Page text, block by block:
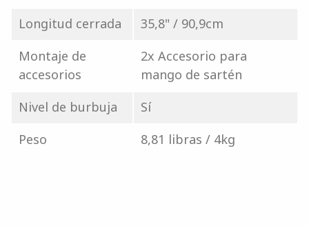
Longitud cerrada
35,8" / 90,9cm
Montaje de
accesorios
2x Accesorio para
mango de sartén
Nivel de burbuja
Sí
Peso
8,81 libras / 4kg